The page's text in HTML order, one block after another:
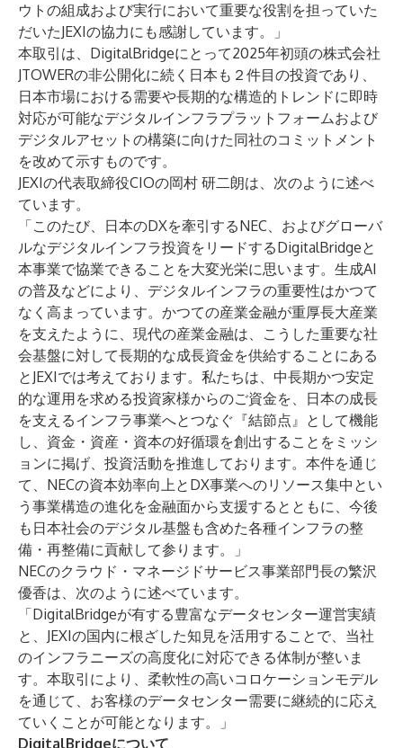
ウトの組成および実行において重要な役割を担っていた
だいたJEXIの協力にも感謝しています。」
本取引は、DigitalBridgeにとって2025年初頭の株式会社
JTOWERの非公開化に続く日本も２件目の投資であり、
日本市場における需要や長期的な構造的トレンドに即時
対応が可能なデジタルインフラプラットフォームおよび
デジタルアセットの構築に向けた同社のコミットメント
を改めて示すものです。
JEXIの代表取締役CIOの岡村 研二朗は、次のように述べ
ています。
「このたび、日本のDXを牽引するNEC、およびグローバ
ルなデジタルインフラ投資をリードするDigitalBridgeと
本事業で協業できることを大変光栄に思います。生成AI
の普及などにより、デジタルインフラの重要性はかつて
なく高まっています。かつての産業金融が重厚長大産業
を支えたように、現代の産業金融は、こうした重要な社
会基盤に対して長期的な成長資金を供給することにある
とJEXIでは考えております。私たちは、中長期かつ安定
的な運用を求める投資家様からのご資金を、日本の成長
を支えるインフラ事業へとつなぐ『結節点』として機能
し、資金・資産・資本の好循環を創出することをミッシ
ョンに掲げ、投資活動を推進しております。本件を通じ
て、NECの資本効率向上とDX事業へのリソース集中とい
う事業構造の進化を金融面から支援するとともに、今後
も日本社会のデジタル基盤も含めた各種インフラの整
備・再整備に貢献して参ります。」
NECのクラウド・マネージドサービス事業部門長の繁沢
優香は、次のように述べています。
「DigitalBridgeが有する豊富なデータセンター運営実績
と、JEXIの国内に根ざした知見を活用することで、当社
のインフラニーズの高度化に対応できる体制が整いま
す。本取引により、柔軟性の高いコロケーションモデル
を通じて、お客様のデータセンター需要に継続的に応え
ていくことが可能となります。」
DigitalBridgeについて